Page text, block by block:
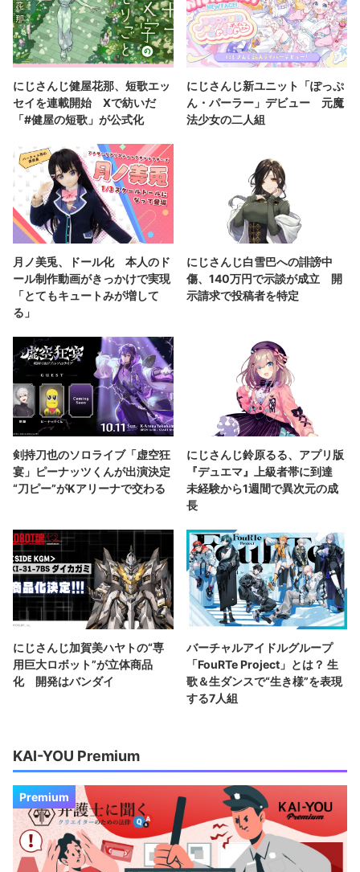
にじさんじ健屋花那、短歌エッ
セイを連載開始 Xで紡いだ
「#健屋の短歌」が公式化
にじさんじ新ユニット「ぽっぷ
ん・パーラー」デビュー 元魔
法少女の二人組
月ノ美兎、ドール化 本人のド
ール制作動画がきっかけで実現
「とてもキュートみが増して
る」
にじさんじ白雪巴への誹謗中
傷、140万円で示談が成立 開
示請求で投稿者を特定
剣持刀也のソロライブ「虚空狂
宴」ピーナッツくんが出演決定
“刀ピー”がKアリーナで交わる
にじさんじ鈴原るる、アプリ版
『デュエマ』上級者帯に到達
未経験から1週間で異次元の成
長
にじさんじ加賀美ハヤトの“専
用巨大ロボット”が立体商品
化 開発はバンダイ
バーチャルアイドルグループ
「FouRTe Project」とは？ 生
歌＆生ダンスで“生き様”を表現
する7人組
KAI-YOU Premium
Premium